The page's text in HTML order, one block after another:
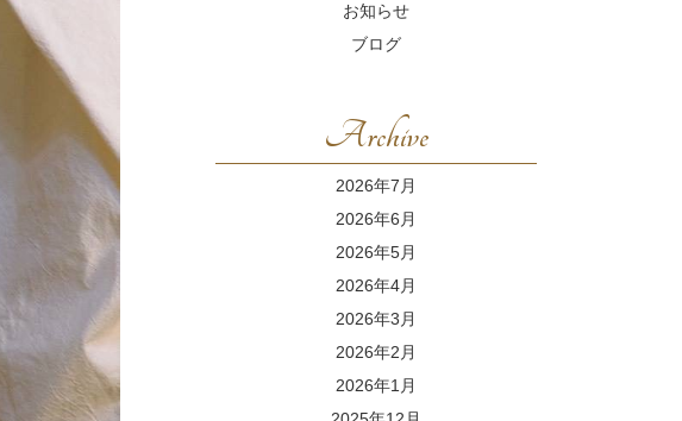
お知らせ
ブログ
Archive
2026年7月
2026年6月
2026年5月
2026年4月
2026年3月
2026年2月
2026年1月